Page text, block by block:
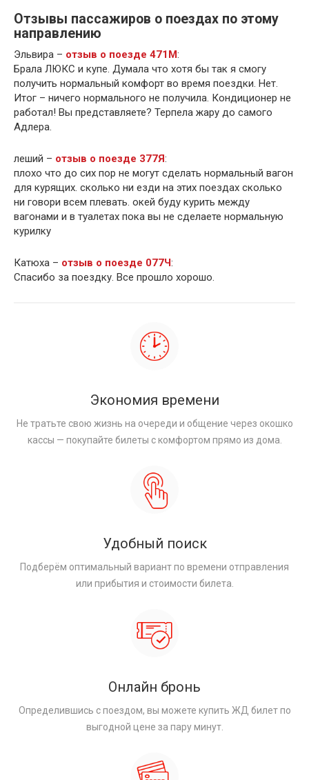
Отзывы пассажиров о поездах по этому
направлению
Эльвира – отзыв о поезде 471М:
Брала ЛЮКС и купе. Думала что хотя бы так я смогу
получить нормальный комфорт во время поездки. Нет.
Итог – ничего нормального не получила. Кондиционер не
работал! Вы представляете? Терпела жару до самого
Адлера.
леший – отзыв о поезде 377Я:
плохо что до сих пор не могут сделать нормальный вагон
для курящих. сколько ни езди на этих поездах сколько
ни говори всем плевать. окей буду курить между
вагонами и в туалетах пока вы не сделаете нормальную
курилку
Катюха – отзыв о поезде 077Ч:
Спасибо за поездку. Все прошло хорошо.
Экономия времени
Не тратьте свою жизнь на очереди и общение через окошко
кассы — покупайте билеты с комфортом прямо из дома.
Удобный поиск
Подберём оптимальный вариант по времени отправления
или прибытия и стоимости билета.
Онлайн бронь
Определившись с поездом, вы можете купить ЖД билет по
выгодной цене за пару минут.